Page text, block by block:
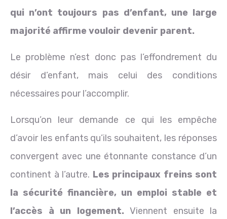
qui n’ont toujours pas d’enfant, une large
majorité affirme vouloir devenir parent.
Le problème n’est donc pas l’effondrement du
désir d’enfant, mais celui des conditions
nécessaires pour l’accomplir.
Lorsqu’on leur demande ce qui les empêche
d’avoir les enfants qu’ils souhaitent, les réponses
convergent avec une étonnante constance d’un
continent à l’autre. Les principaux freins sont
la sécurité financière, un emploi stable et
l’accès à un logement. Viennent ensuite la